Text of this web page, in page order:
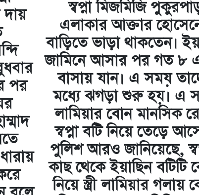
দায়
পর
স্বপ্না মিজমিজি
এলাকার আক্তার
বাড়িতে ভাড়া থাকতেন।
জামিনে আসার পর গত ৮
বাসায় যান। এ সময়
মধ্যে ঝগড়া শুরু হয়। এ
লামিয়ার বোন মানসিক
স্বপ্না বটি নিয়ে তেড়ে
পুলিশ আরও জানিয়েছে,
কাছ থেকে ইয়াছিন বটিটি
নিয়ে স্ত্রী লামিয়ার গলায়